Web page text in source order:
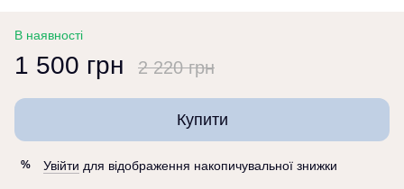
В наявності
1 500 грн 2 220 грн
Купити
% Увійти для відображення накопичувальної знижки